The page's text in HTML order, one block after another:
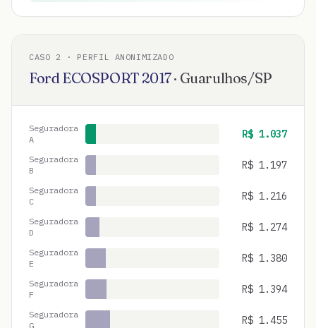
CASO 2 · PERFIL ANONIMIZADO
Ford ECOSPORT 2017· Guarulhos/SP
Seguradora
A
R$ 1.037
Seguradora
B
R$ 1.197
Seguradora
C
R$ 1.216
Seguradora
D
R$ 1.274
Seguradora
E
R$ 1.380
Seguradora
F
R$ 1.394
Seguradora
G
R$ 1.455